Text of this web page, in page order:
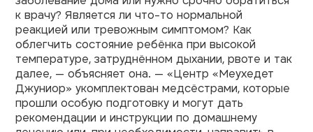
к врачу? Является ли что-то нормальной
реакцией или тревожным симптомом? Как
облегчить состояние ребёнка при высокой
температуре, затруднённом дыхании, рвоте и так
далее, — объясняет она. — «Центр «Меухедет
Джуниор» укомплектован медсёстрами, которые
прошли особую подготовку и могут дать
рекомендации и инструкции по домашнему